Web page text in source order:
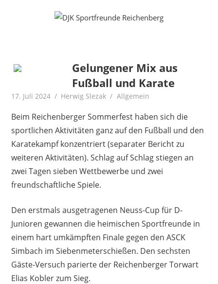
DJK
Reichenberg
Radfahren
Rollkunstlauf
Gelungener Mix aus
Fußball und Karate
17. Juli 2024 Herwig Slezak Allgemein
Beim Reichenberger Sommerfest haben sich die
sportlichen Aktivitäten ganz auf den Fußball und den
Karatekampf konzentriert (separater Bericht zu
weiteren Aktivitäten). Schlag auf Schlag stiegen an
zwei Tagen sieben Wettbewerbe und zwei
freundschaftliche Spiele.
Den erstmals ausgetragenen Neuss-Cup für D-
Junioren gewannen die heimischen Sportfreunde in
einem hart umkämpften Finale gegen den ASCK
Simbach im Siebenmeterschießen. Den sechsten
Gäste-Versuch parierte der Reichenberger Torwart
Elias Kobler zum Sieg.